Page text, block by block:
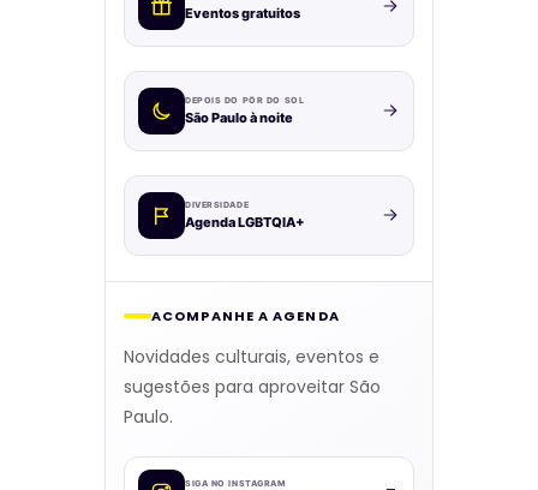
Eventos gratuitos
DEPOIS DO PÔR DO SOL
São Paulo à noite
DIVERSIDADE
Agenda LGBTQIA+
ACOMPANHE A AGENDA
Novidades culturais, eventos e
sugestões para aproveitar São
Paulo.
SIGA NO INSTAGRAM